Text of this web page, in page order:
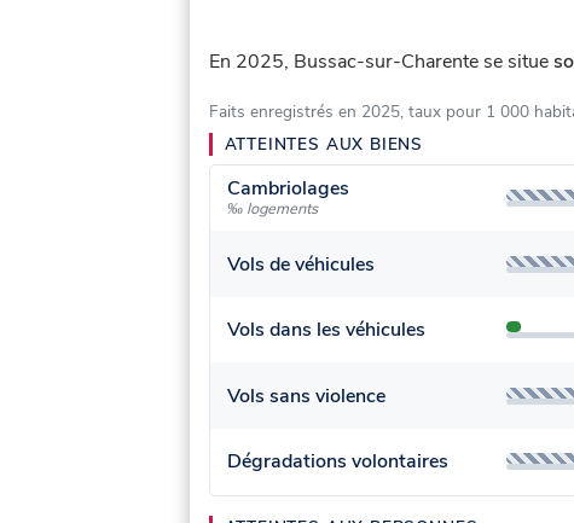
En 2025, Bussac-sur-Charente se situe
Faits enregistrés en 2025, taux pour 1 000
ATTEINTES AUX BIENS
Cambriolages
‰ logements
Vols de véhicules
Vols dans les véhicules
Vols sans violence
Dégradations volontaires